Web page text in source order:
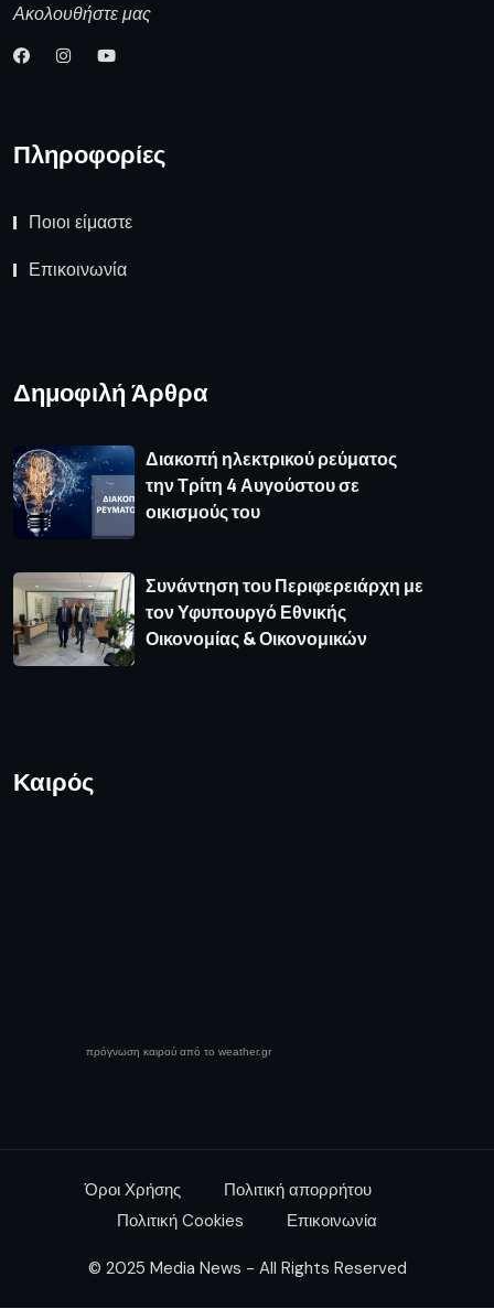
Ακολουθήστε μας
Πληροφορίες
Ποιοι είμαστε
Επικοινωνία
Δημοφιλή Άρθρα
Διακοπή ηλεκτρικού ρεύματος
την Τρίτη 4 Αυγούστου σε
οικισμούς του
Συνάντηση του Περιφερειάρχη με
τον Υφυπουργό Εθνικής
Οικονομίας & Οικονομικών
Καιρός
πρόγνωση καιρού από το weather.gr
Όροι Χρήσης
Πολιτική απορρήτου
Πολιτική Cookies
Επικοινωνία
© 2025 Media News - All Rights Reserved